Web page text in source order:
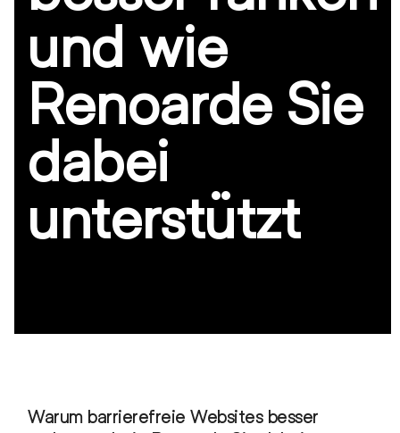
und wie
Renoarde Sie
dabei
unterstützt
Warum barrierefreie Websites besser